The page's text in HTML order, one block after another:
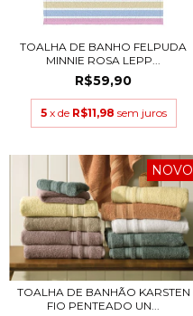
TOALHA DE BANHO FELPUDA
MINNIE ROSA LEPP...
R$59,90
5 x de R$11,98 sem juros
NOVO
TOALHA DE BANHÃO KARSTEN
FIO PENTEADO UN...